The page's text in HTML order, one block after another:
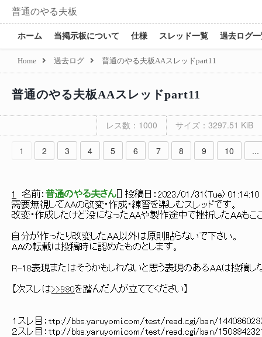
普通のやる夫板
ホーム 当掲示板について 仕様 スレッド一覧 過去ログ
Home 過去ログ 普通のやる夫板AAスレッドpart11
普通のやる夫板AAスレッドpart11
レス数：1000 サイズ：3297.51 KiB
1 2 3 4 5 6 7 8 9 10 ...
1 名前： 普通のやる夫さん ] 投稿日： 2023/01/31(Tue) 01:14:10
需要無視してAAの改変・作成・練習を楽しむスレッドです。
改変・作成したけど没になったAAや製作途中で挫折したAAもこ
自分が作ったり改変したAA以外は原則貼らないで下さい。
AAの転載は投稿時に認めたものとします。
R-18表現またはそうかもしれないと思う表現のあるAAは投稿し
【次スレは>>980を踏んだ人が立ててください】
１スレ目：ttp://bbs.yaruyomi.com/test/read.cgi/ban/
２スレ目：ttp://bbs.yaruyomi.com/test/read.cgi/ban/